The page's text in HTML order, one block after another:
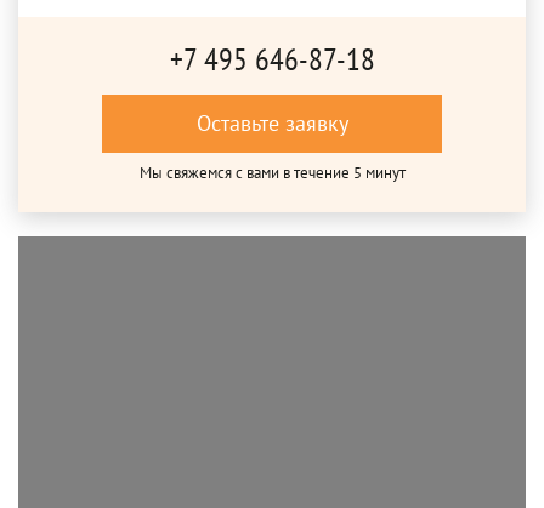
+7 495 646-87-18
Оставьте заявку
Мы свяжемся с вами в течение 5 минут